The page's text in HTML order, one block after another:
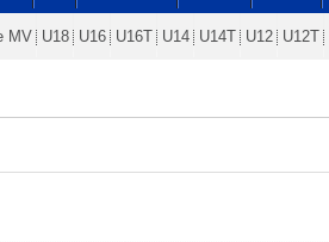
MV U18 U16 U16T U14 U14T U12 U12T